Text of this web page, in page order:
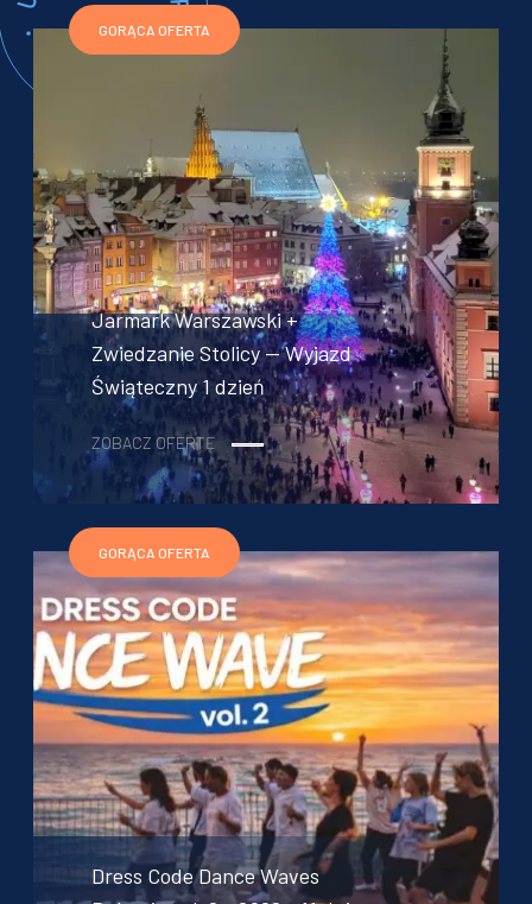
GORĄCA OFERTA
Jarmark Warszawski +
Zwiedzanie Stolicy — Wyjazd
Świąteczny 1 dzień
ZOBACZ OFERTĘ
GORĄCA OFERTA
Dress Code Dance Waves